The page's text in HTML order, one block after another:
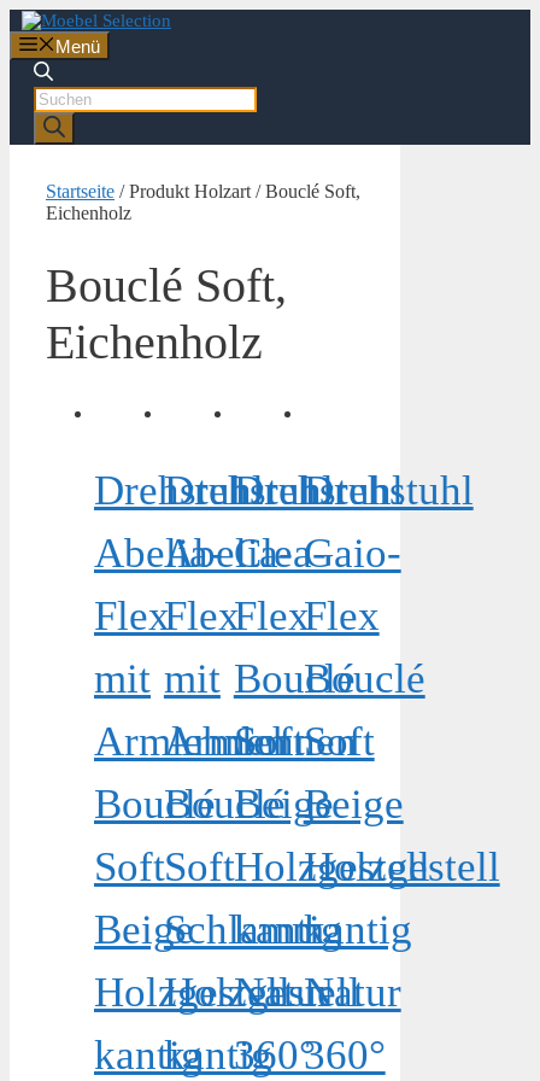
Zum
Inhalt
springen
Menü
Products
search
Startseite / Produkt Holzart / Bouclé Soft,
Eichenholz
Bouclé Soft,
Eichenholz
Drehstuhl
Abelia-
Flex
mit
Armlehnen
Bouclé
Soft
Beige
Holzgestell
kantig
Drehstuhl
Abelia-
Flex
mit
Armlehnen
Bouclé
Soft
Schlamm
Holzgestell
kantig
Drehstuhl
Clea-
Flex
Bouclé
Soft
Beige
Holzgestell
kantig
Natur
360°
Drehstuhl
Gaio-
Flex
Bouclé
Soft
Beige
Holzgestell
kantig
Natur
360°